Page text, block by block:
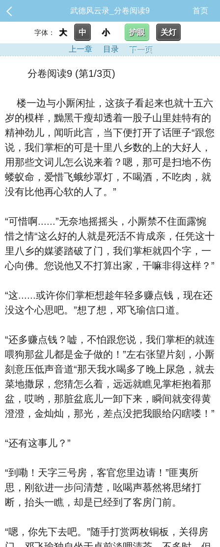
武德风云录_分卷阅读9 首页
字体： 大 中 小 护眼
关灯
上一章
目录 下一页
分卷阅读9 (第1/3页)
楼一边与小厮闲扯，这孩子看起来也就十五六
岁的模样，黝黑干瘦却透着一股子山里娃特有的
精神劲儿，闻听此言，当下便打开了话匣子“跟您
说，我们掌柜的可是十里八乡数的上的大好人，
用那些文词儿怎么说来着？嗯，那可是扫地不伤
蝼蚁命，爱惜飞蛾纱罩灯，不喝酒，不吃肉，就
没有比他再心软的人了。”
“可惜啊......”无奈地摇摇头，小厮禁不住面露惋
惜之情“这么好的人就是死活不肯成亲，任凭这十
里八乡的媒婆踏破了门，我们掌柜就四个字，一
心向佛。您说他又不打算出家，干嘛非得这样？”
“这......或许你们掌柜想趁年轻多赚点钱，现在还
没这个心思吧。”想了想，邓飞瑜信口道。
“还多赚点钱？嘘，不怕跟您说，我们掌柜的就连
喂狗那盆儿都是金子做的！”左右张望片刻，小厮
刻意压低声音道“那天我水喝多了晚上尿急，就去
菜地撒尿，您猜怎么着，远远就瞧见掌柜抱着那
盆，哎哟，那脏盆底儿一卸下来，瞬间就变得黄
澄澄，金灿灿，那光，差点没把我眼给闪瞎喽！”
“还有这事儿？”
“到嘞！天字三号房，客官您里边请！”匪夷所
思，刚欲进一步问清楚，吆喝声慕然将思绪打
断，抬头一瞧，却是已经到了客房门前。
“嗯，你先下去吧。”随手打赏两枚铜板，关得房